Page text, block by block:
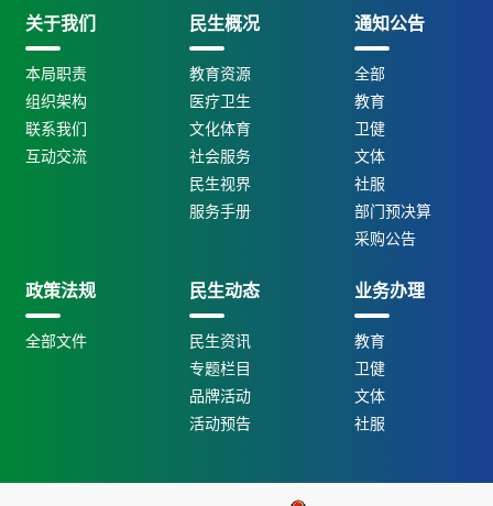
关于我们
本局职责
组织架构
联系我们
互动交流
民生概况
教育资源
医疗卫生
文化体育
社会服务
民生视界
服务手册
通知公告
全部
教育
卫健
文体
社服
部门预决算
采购公告
政策法规
全部文件
民生动态
民生资讯
专题栏目
品牌活动
活动预告
业务办理
教育
卫健
文体
社服